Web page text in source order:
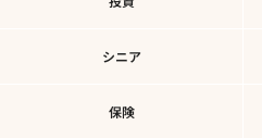
シニア
保険